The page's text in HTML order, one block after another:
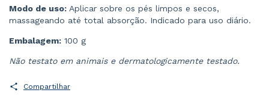
Modo de uso: Aplicar sobre os pés limpos e secos,
massageando até total absorção. Indicado para uso diário.
Embalagem: 100 g
Não testato em animais e dermatologicamente testado.
Compartilhar